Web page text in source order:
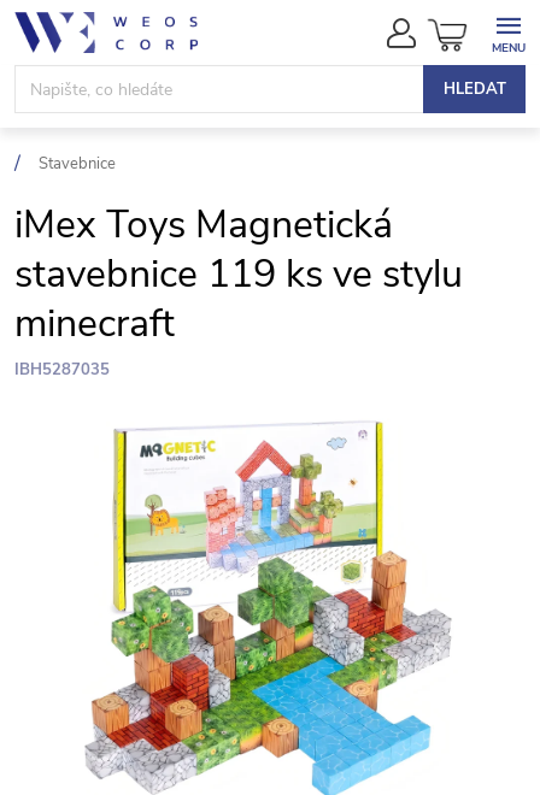
Přejít
obsah
HLEDAT
NÁKUPNÍ
KOŠÍK
Stavebnice
iMex Toys Magnetická
stavebnice 119 ks ve stylu
minecraft
IBH5287035